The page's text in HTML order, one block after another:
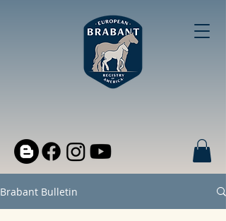
Brabant Bulletin